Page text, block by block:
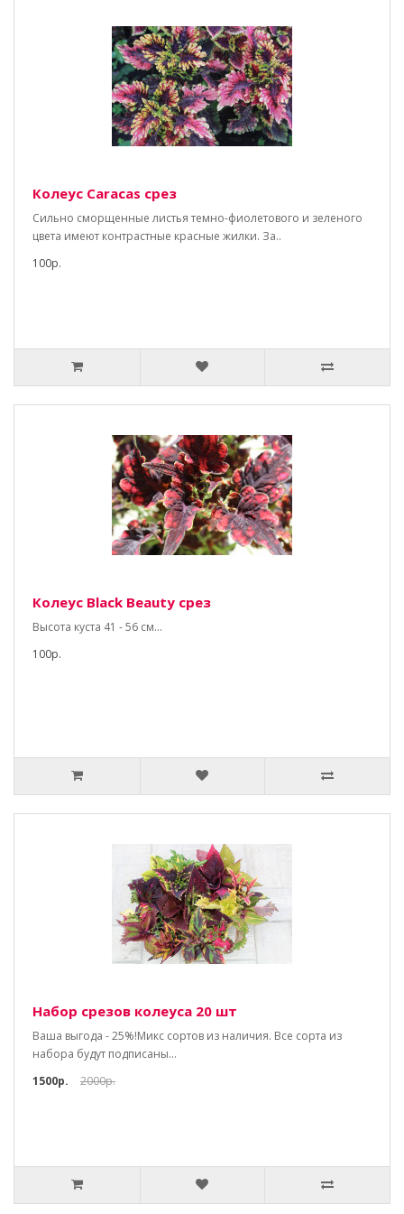
Колеус Caracas срез
Сильно сморщенные листья темно-фиолетового и зеленого
цвета имеют контрастные красные жилки. За..
100р.
Колеус Black Beauty срез
Высота куста 41 - 56 см...
100р.
Набор срезов колеуса 20 шт
Ваша выгода - 25%!Микс сортов из наличия. Все сорта из
набора будут подписаны...
1500р.
2000р.